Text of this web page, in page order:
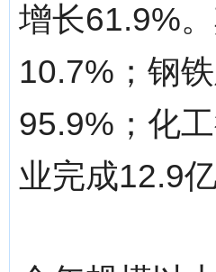
增长61.9%
10.7%；钢
95.9%；化
业完成12.9